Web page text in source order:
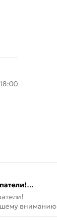
вниманию
вниманию
Новая